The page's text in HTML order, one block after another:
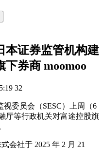
本证券监管机构建
券商 moomoo
32
委员会（SESC）上周（6
厅等行政机关对富途控股旗
会社于 2025 年 2 月 21